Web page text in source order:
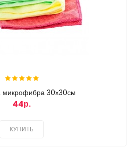
микрофибра 30х30см
44р.
КУПИТЬ